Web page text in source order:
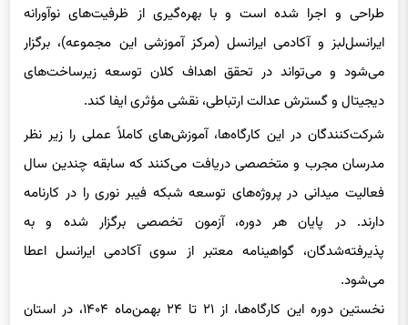
می‌شود و می‌تواند در تحقق اهداف کلان توسعه زیرساخت‌های
دیجیتال و گسترش عدالت ارتباطی، نقشی مؤثری ایفا کند.
شرکت‌کنندگان در این کارگاه‌ها، آموزش‌های کاملاً عملی را زیر نظر
مدرسان مجرب و متخصصی دریافت می‌کنند که سابقه چندین سال
فعالیت میدانی در پروژه‌های توسعه شبکه فیبر نوری را در کارنامه
دارند. در پایان هر دوره، آزمون تخصصی برگزار شده و به
پذیرفته‌شدگان، گواهینامه معتبر از سوی آکادمی ایرانسل اعطا
می‌شود.
نخستین دوره این کارگاه‌ها، از ۲۱ تا ۲۴ بهمن‌ماه ۱۴۰۴، در استان
سیستان و بلوچستان و با همکاری پارک علم و فناوری زاهدان برگزار
شد و بر اساس برنامه‌ریزی انجام‌شده، این دوره‌ها به‌صورت ماهانه در